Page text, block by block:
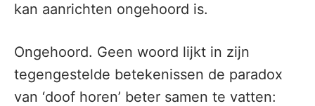
kan aanrichten ongehoord is.
Ongehoord. Geen woord lijkt in zijn
tegengestelde betekenissen de paradox
van ‘doof horen’ beter samen te vatten: